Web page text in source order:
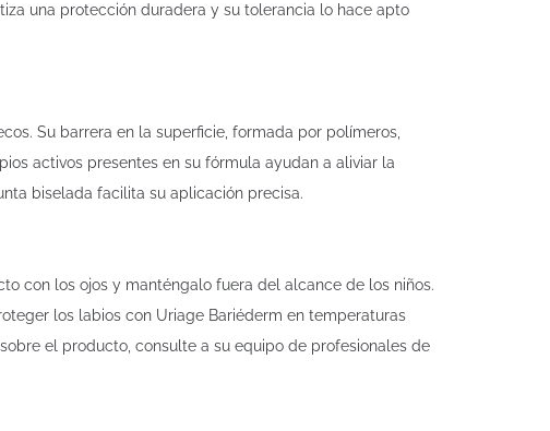
una protección duradera y su tolerancia lo hace apto
Su barrera en la superficie, formada por polímeros,
activos presentes en su fórmula ayudan a aliviar la
biselada facilita su aplicación precisa.
con los ojos y manténgalo fuera del alcance de los niños.
los labios con Uriage Bariéderm en temperaturas
el producto, consulte a su equipo de profesionales de